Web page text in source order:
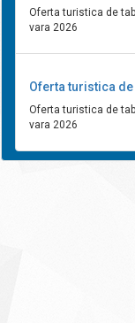
Oferta turistica de
vara 2026
Oferta turistica de
Oferta turistica de
vara 2026